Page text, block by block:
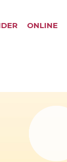
ONLINE